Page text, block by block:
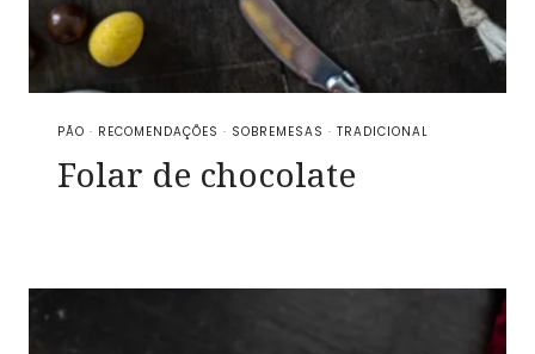
PÃO · RECOMENDAÇÕES · SOBREMESAS · TRADICIONAL
Folar de chocolate